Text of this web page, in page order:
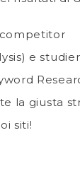
e
la giusta
siti!